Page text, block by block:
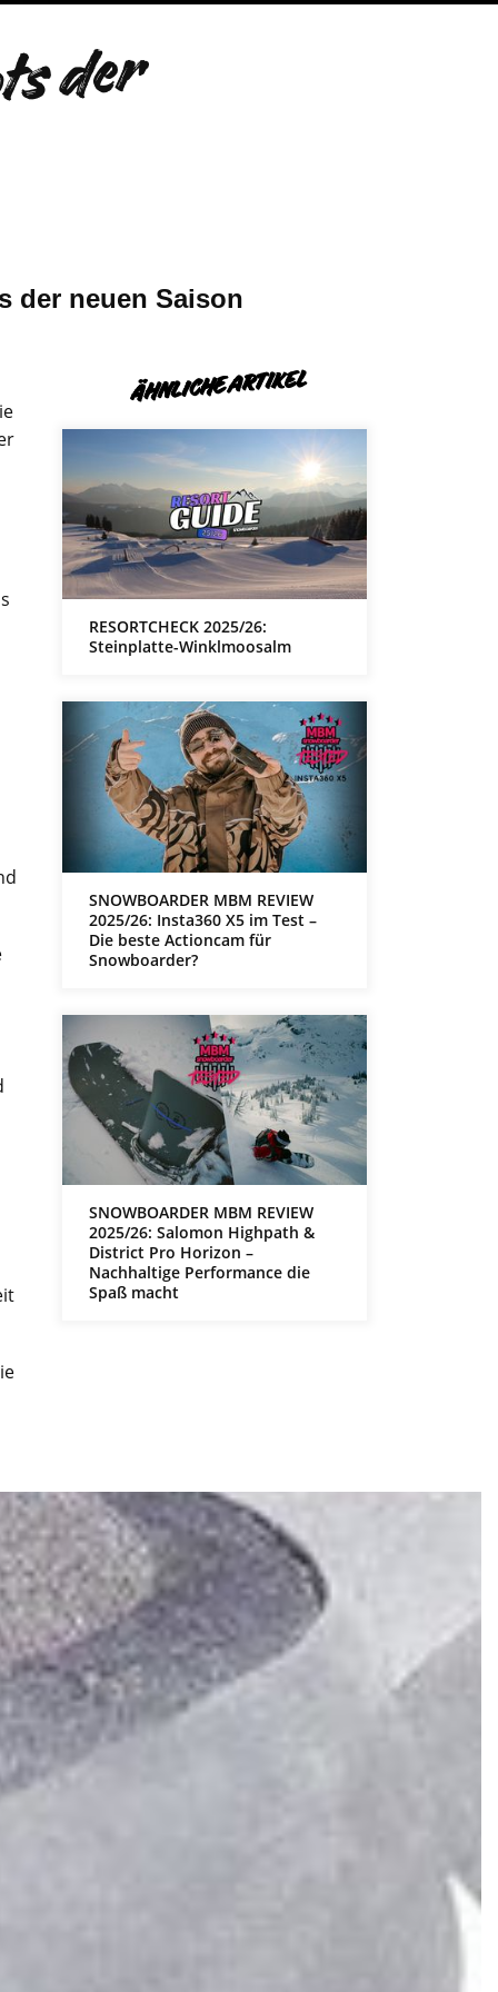
der neuen Saison
ÄHNLICHE ARTIKEL
RESORTCHECK 2025/26:
Steinplatte-Winklmoosalm
SNOWBOARDER MBM REVIEW
2025/26: Insta360 X5 im Test –
Die beste Actioncam für
Snowboarder?
SNOWBOARDER MBM REVIEW
2025/26: Salomon Highpath &
District Pro Horizon –
Nachhaltige Performance die
Spaß macht